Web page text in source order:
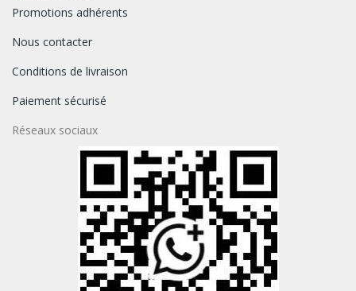
Promotions adhérents
Nous contacter
Conditions de livraison
Paiement sécurisé
Réseaux sociaux